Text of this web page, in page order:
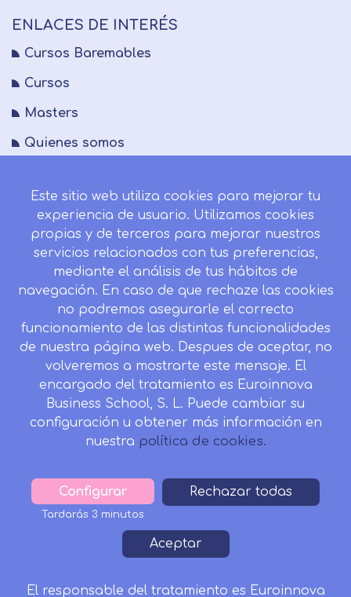
ENLACES DE INTERÉS
Cursos Baremables
Cursos
Masters
Quienes somos
Blog
Mapa del sitio
Desistir contrato aquí
CONTACTO
Camino de la Torrecilla N.º 30 EDIFICIO EDUCA
EDTECH, C.P. 18.200, Maracena (Granada)
958 050 746
Horario de atención al cliente:
Lunes a viernes: 9.00h a 20.00h.
formacion@inesalud.com
Condiciones de Matriculación
Política de Privacidad
Política de Cookies
Este sitio web utiliza cookies para mejorar tu
experiencia de usuario. Utilizamos cookies
propias y de terceros para mejorar nuestros
servicios relacionados con tus preferencias,
mediante el análisis de tus hábitos de
navegación. En caso de que rechaze las cookies
no podremos asegurarle el correcto
funcionamiento de las distintas funcionalidades
de nuestra página web. Despues de aceptar, no
volveremos a mostrarte este mensaje. El
encargado del tratamiento es Euroinnova
Business School, S. L. Puede cambiar su
configuración u obtener más información en
nuestra política de cookies.
Configurar
Tardarás 3 minutos
Rechazar todas
Aceptar
Withdraw
consent
El responsable del tratamiento es Euroinnova